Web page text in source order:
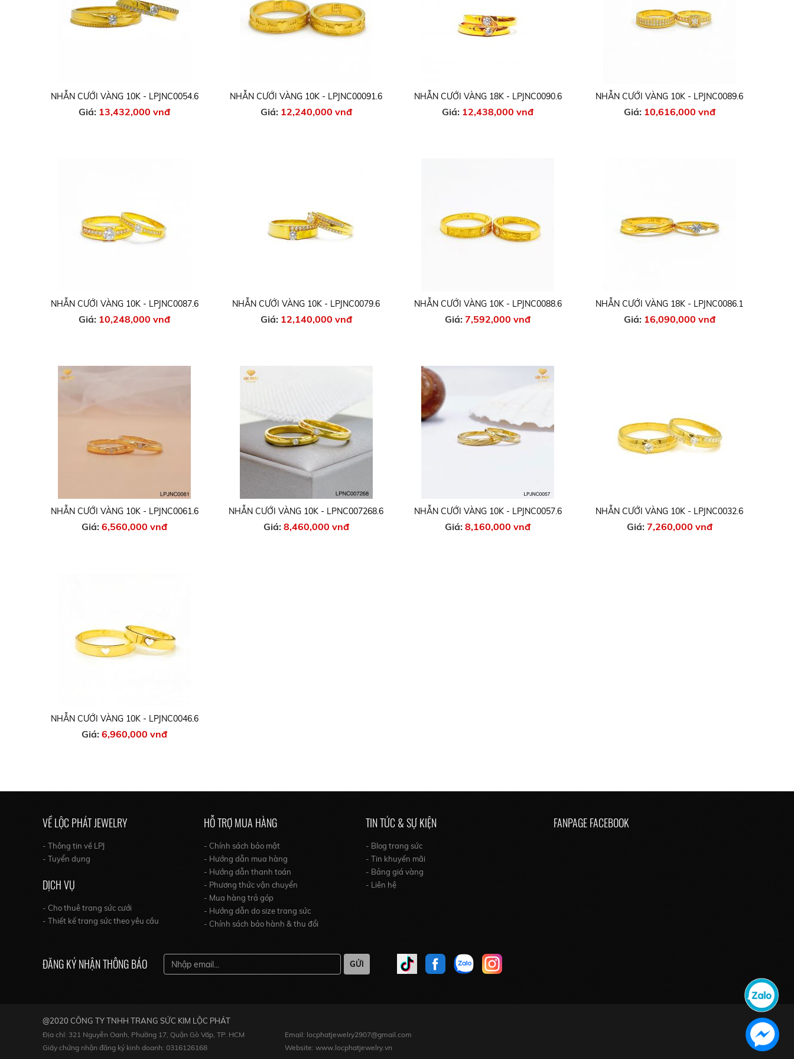
NHẪN CƯỚI VÀNG 10K - LPJNC0054.6
Giá: 13,432,000 vnđ
NHẪN CƯỚI VÀNG 10K - LPJNC00091.6
Giá: 12,240,000 vnđ
NHẪN CƯỚI VÀNG 18K - LPJNC0090.6
Giá: 12,438,000 vnđ
NHẪN CƯỚI VÀNG 10K - LPJNC0089.6
Giá: 10,616,000 vnđ
NHẪN CƯỚI VÀNG 10K - LPJNC0087.6
Giá: 10,248,000 vnđ
NHẪN CƯỚI VÀNG 10K - LPJNC0079.6
Giá: 12,140,000 vnđ
NHẪN CƯỚI VÀNG 10K - LPJNC0088.6
Giá:7,592,000 vnđ
NHẪN CƯỚI VÀNG 18K - LPJNC0086.1
Giá: 16,090,000 vnđ
NHẪN CƯỚI VÀNG 10K - LPJNC0061.6
Giá:6,560,000 vnđ
NHẪN CƯỚI VÀNG 10K - LPNC007268.6
Giá: 8,460,000 vnđ
NHẪN CƯỚI VÀNG 10K - LPJNC0057.6
Giá:8,160,000 vnđ
NHẪN CƯỚI VÀNG 10K - LPJNC0032.6
Giá: 7,260,000 vnđ
NHẪN CƯỚI VÀNG 10K - LPJNC0046.6
Giá:6,960,000 vnđ
VỀ LỘC PHÁT JEWELRY
- Thông tin về LPJ
- Tuyển dụng
DỊCH VỤ
- Cho thuê trang sức cưới
- Thiết kế trang sức theo yêu cầu
HỖ TRỢ MUA HÀNG
- Chính sách bảo mật
- Hướng dẫn mua hàng
- Hướng dẫn thanh toán
- Phương thức vận chuyển
- Mua hàng trả góp
- Hướng dẫn do size trang sức
- Chính sách bảo hành & thu đổi
TIN TỨC & SỰ KIỆN
- Blog trang sức
- Tin khuyến mãi
- Bảng giá vàng
- Liên hệ
ĐĂNG KÝ NHẬN THÔNG BÁO GỬI
FANPAGE FACEBOOK
@2020 CÔNG TY TNHH TRANG SỨC KIM LỘC PHÁT
Địa chỉ: 321 Nguyễn Oanh, Phường 17, Quận Gò Vấp, TP. HCM
Giấy chứng nhận đăng ký kinh doanh: 0316126168
Email: locphatjewelry2907@gmail.com
Website: www.locphatjewelry.vn